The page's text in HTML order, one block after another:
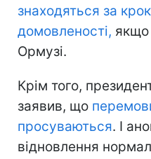
знаходяться за
домовленості, якщо
Ормузі.
Крім того,
заявив, що
просуваються. І
відновлення